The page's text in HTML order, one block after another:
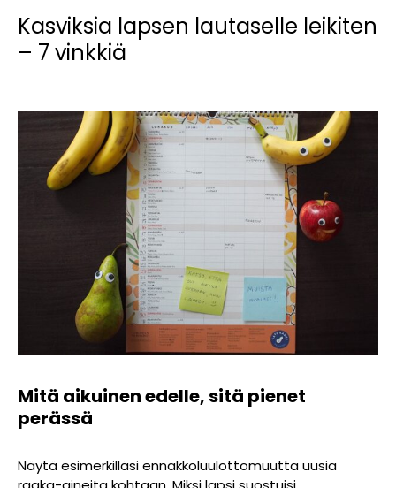
Kasviksia lapsen lautaselle leikiten
– 7 vinkkiä
Mitä aikuinen edelle, sitä pienet
perässä
Näytä esimerkilläsi ennakkoluulottomuutta uusia